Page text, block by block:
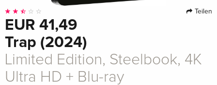
Teilen
EUR 41,49
Trap (2024)
Limited Edition, Steelbook, 4K
Ultra HD + Blu-ray